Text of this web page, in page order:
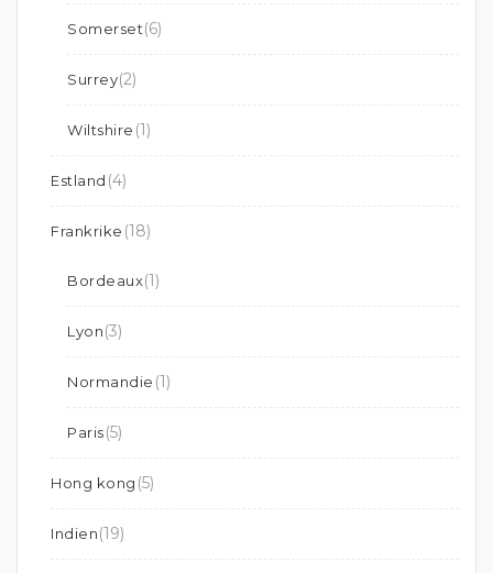
Somerset(6)
Surrey(2)
Wiltshire (1)
Estland (4)
Frankrike (18)
Bordeaux(1)
Lyon(3)
Normandie (1)
Paris(5)
Hong kong (5)
Indien(19)